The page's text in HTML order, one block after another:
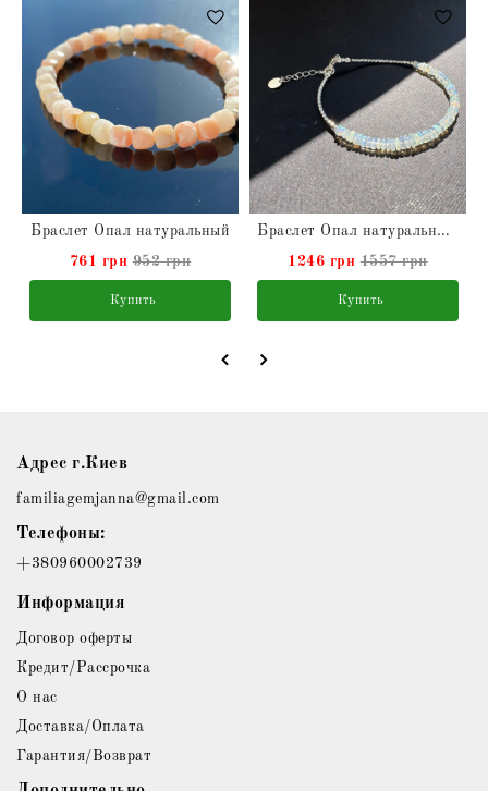
Браслет Опал натуральный
761 грн 952 грн
Купить
Браслет Опал натуральный в серебре
1246 грн 1557 грн
Купить
Адрес г.Киев
familiagemjanna@gmail.com
Телефоны:
+380960002739
Информация
Договор оферты
Кредит/Рассрочка
О нас
Доставка/Оплата
Гарантия/Возврат